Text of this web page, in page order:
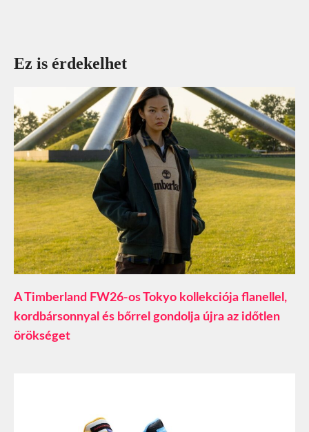
Ez is érdekelhet
A Timberland FW26-os Tokyo kollekciója flanellel,
kordbársonnyal és bőrrel gondolja újra az időtlen
örökséget